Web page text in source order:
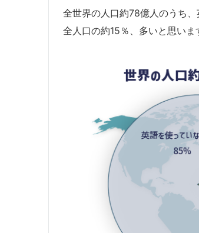
全世界の人口約78億人のうち、
全人口の約15％、多いと思い